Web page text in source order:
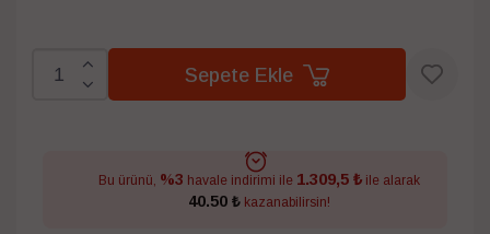
Sepete Ekle
Bu ürünü, %3 havale indirimi ile 1.309,5 ₺ile alarak
40.50 ₺kazanabilirsin!